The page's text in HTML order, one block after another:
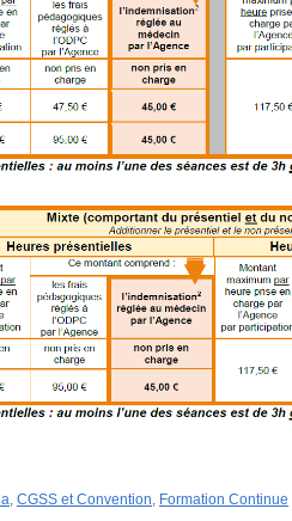
, CGSS et Convention, Formation Continue